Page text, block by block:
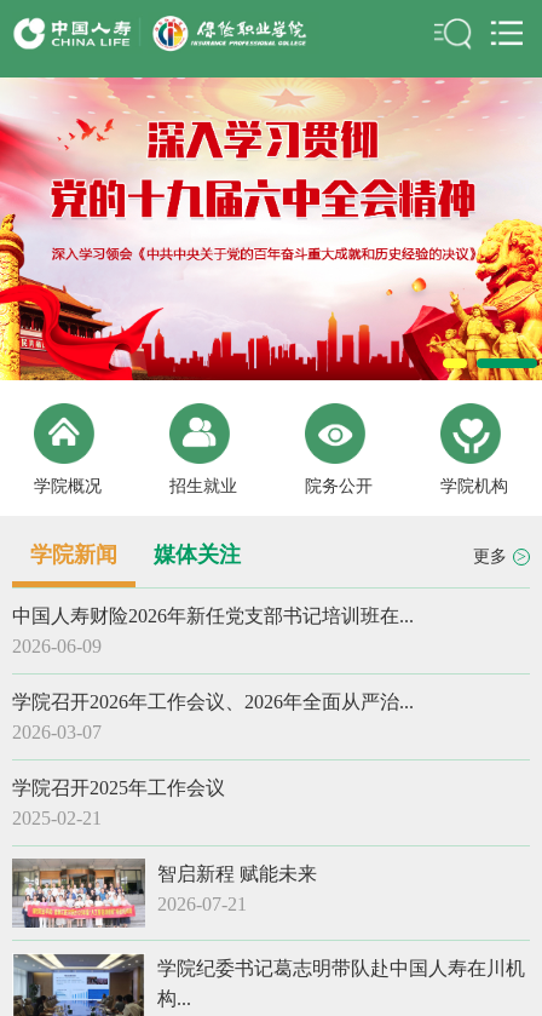
学院概况 招生就业 院务公开 学院机构
学院新闻 媒体关注 更多 >
中国人寿财险2026年新任党支部书记培训班在...
2026-06-09
学院召开2026年工作会议、2026年全面从严治...
2026-03-07
学院召开2025年工作会议
2025-02-21
智启新程 赋能未来
2026-07-21
学院纪委书记葛志明带队赴中国人寿在川机
构...